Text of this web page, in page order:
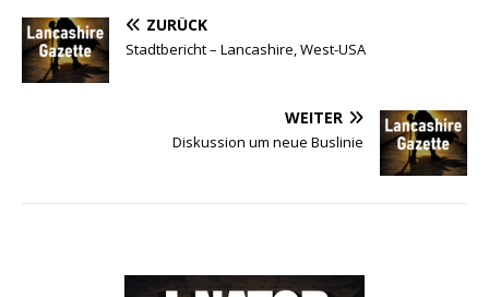
ZURÜCK
Stadtbericht – Lancashire, West-USA
WEITER
Diskussion um neue Buslinie